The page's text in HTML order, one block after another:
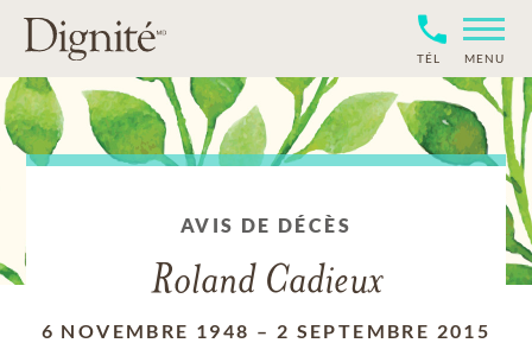
TÉL MENU
AVIS DE DÉCÈS
Roland Cadieux
6 NOVEMBRE 1948 – 2 SEPTEMBRE 2015